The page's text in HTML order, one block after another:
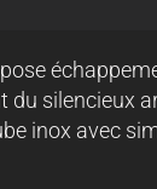
du silencieux
inox avec